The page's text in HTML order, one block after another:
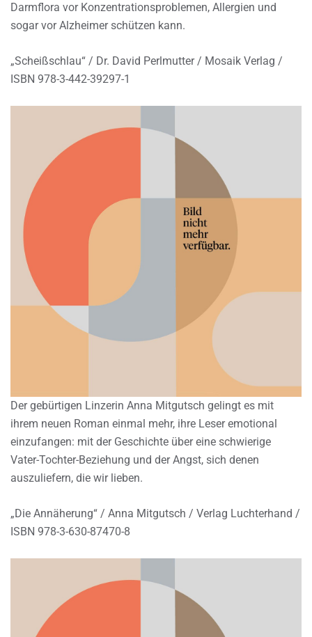
Darmflora vor Konzentrationsproblemen, Allergien und
sogar vor Alzheimer schützen kann.
„Scheißschlau“ / Dr. David Perlmutter / Mosaik Verlag /
ISBN 978-3-442-39297-1
Der gebürtigen Linzerin Anna Mitgutsch gelingt es mit
ihrem neuen Roman einmal mehr, ihre Leser emotional
einzufangen: mit der Geschichte über eine schwierige
Vater-Tochter-Beziehung und der Angst, sich denen
auszuliefern, die wir lieben.
„Die Annäherung“ / Anna Mitgutsch / Verlag Luchterhand /
ISBN 978-3-630-87470-8